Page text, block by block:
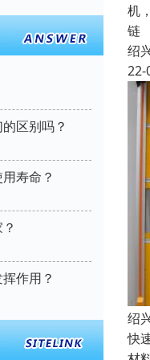
区别吗？
寿命？
作用？
机
链
绍
22-
绍
快